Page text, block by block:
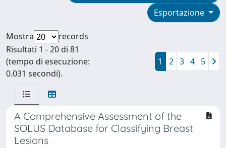
Esportazione
Mostra
records
Risultati 1 - 20 di 81
(tempo di esecuzione:
0.031 secondi).
1 2 3 4 5
A Comprehensive Assessment of the
SOLUS Database for Classifying Breast
Lesions